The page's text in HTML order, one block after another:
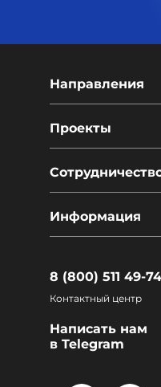
Направления
Проекты
Информация
8 (800) 511 49-74
Контактный центр
Написать нам
в Telegram